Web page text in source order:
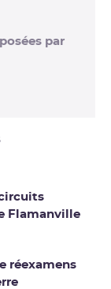
par
Flamanville
réexamens